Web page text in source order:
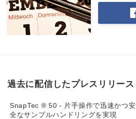
過去に配信したプレスリリース
SnapTec ® 50 - 片手操作で迅速かつ安
全なサンプルハンドリングを実現